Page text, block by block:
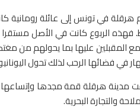
هرقلة في تونس إلى عائلة رومانية
فهذه الربوع كانت في الأصل مستقرا
المقبلين عليها بما يحولهم من
في فضائها الرحب لذلك تحول
مدينة هرقلة قمة مجدها وإتساعها
والتجارة البحرية.